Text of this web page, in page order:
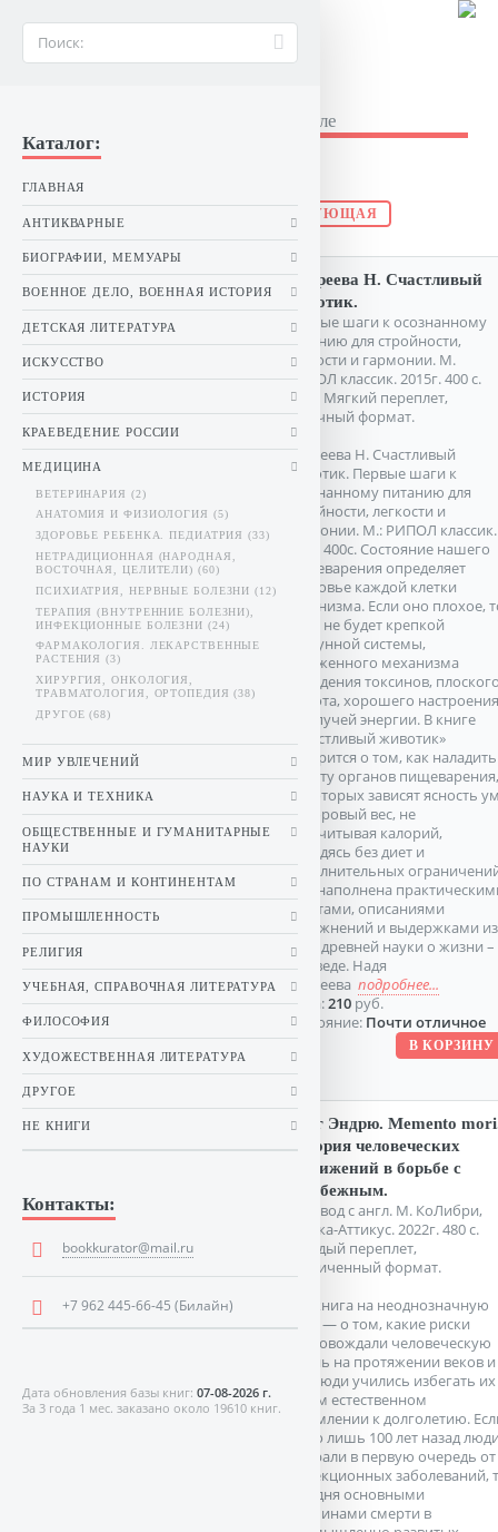
Букинистические книги в Ставрополе
Другое
СЛЕДУЮЩАЯ
Андреева Н. Счастливый
животик.
Первые шаги к осознанному
питанию для стройности,
легкости и гармонии. М.
РИПОЛ классик. 2015г. 400 с.
табл. Мягкий переплет,
Обычный формат.
Андреева Н. Счастливый
животик. Первые шаги к
осознанному питанию для
стройности, легкости и
гармонии. М.: РИПОЛ классик.
2015. 400с. Состояние нашего
пищеварения определяет
здоровье каждой клетки
организма. Если оно плохое,
у нас не будет крепкой
иммунной системы,
отлаженного механизма
выведения токсинов,
живота, хорошего настроения
и кипучей энергии. В книге
«Счастливый животик»
говорится о том, как наладить
работу органов пищеварения,
от которых зависят ясность
и здоровый вес, не
подсчитывая калорий,
обходясь без диет и
дополнительных
Она наполнена
советами, описаниями
упражнений и выдержками из
книг древней науки о жизни –
аюрведе. Надя
Андреева подробнее...
Цена:210руб.
Состояние: Почти отличное
Дойг Эндрю. Memento
История человеческих
достижений в борьбе с
неизбежным.
Перевод с англ. М. КоЛибри,
Азбука-Аттикус. 2022г. 480 с.
Твердый переплет,
Увеличенный формат.
Это книга на неоднозначную
тему — о том, какие риски
сопровождали человеческую
жизнь на протяжении веков и
как люди учились избегать
своем естественном
стремлении к долголетию.
всего лишь 100 лет назад
умирали в первую очередь от
инфекционных заболеваний,
сегодня основными
причинами смерти в
Каталог:
ГЛАВНАЯ
АНТИКВАРНЫЕ
БИОГРАФИИ, МЕМУАРЫ
ВОЕННОЕ ДЕЛО, ВОЕННАЯ ИСТОРИЯ
ДЕТСКАЯ ЛИТЕРАТУРА
ИСКУССТВО
ИСТОРИЯ
КРАЕВЕДЕНИЕ РОССИИ
МЕДИЦИНА
ВЕТЕРИНАРИЯ (2)
АНАТОМИЯ И ФИЗИОЛОГИЯ (5)
ЗДОРОВЬЕ РЕБЕНКА. ПЕДИАТРИЯ (33)
НЕТРАДИЦИОННАЯ (НАРОДНАЯ,
ВОСТОЧНАЯ, ЦЕЛИТЕЛИ) (60)
ПСИХИАТРИЯ, НЕРВНЫЕ БОЛЕЗНИ (12)
ТЕРАПИЯ (ВНУТРЕННИЕ БОЛЕЗНИ),
ИНФЕКЦИОННЫЕ БОЛЕЗНИ (24)
ФАРМАКОЛОГИЯ. ЛЕКАРСТВЕННЫЕ
РАСТЕНИЯ (3)
ХИРУРГИЯ, ОНКОЛОГИЯ,
ТРАВМАТОЛОГИЯ, ОРТОПЕДИЯ (38)
ДРУГОЕ (68)
МИР УВЛЕЧЕНИЙ
НАУКА И ТЕХНИКА
ОБЩЕСТВЕННЫЕ И ГУМАНИТАРНЫЕ
НАУКИ
ПО СТРАНАМ И КОНТИНЕНТАМ
ПРОМЫШЛЕННОСТЬ
РЕЛИГИЯ
УЧЕБНАЯ, СПРАВОЧНАЯ ЛИТЕРАТУРА
ФИЛОСОФИЯ
ХУДОЖЕСТВЕННАЯ ЛИТЕРАТУРА
ДРУГОЕ
НЕ КНИГИ
Контакты:
bookkurator@mail.ru
+7 962 445-66-45 (Билайн)
Дата обновления базы книг: 07-08-2026 г.
За 3 года 1 мес. заказано около 19610 книг.